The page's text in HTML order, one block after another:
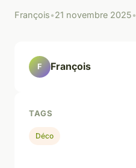
François•21 novembre 2025•
F François
TAGS
Déco